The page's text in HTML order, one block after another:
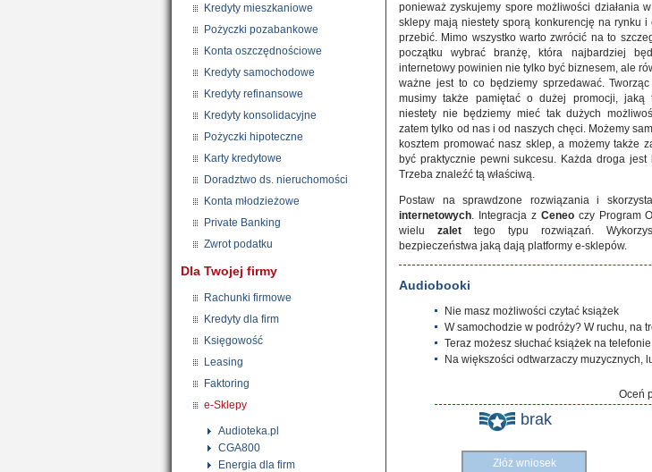
Kredyty mieszkaniowe
Pożyczki pozabankowe
Konta oszczędnościowe
Kredyty samochodowe
Kredyty refinansowe
Kredyty konsolidacyjne
Pożyczki hipoteczne
Karty kredytowe
Doradztwo ds. nieruchomości
Konta młodzieżowe
Private Banking
Zwrot podatku
Dla Twojej firmy
Rachunki firmowe
Kredyty dla firm
Księgowość
Leasing
Faktoring
e-Sklepy
Audioteka.pl
CGA800
Energia dla firm
ponieważ zyskujemy spore możliwości działania
sklepy mają niestety sporą konkurencję na rynku
przebić. Mimo wszystko warto zwrócić na to
początku wybrać branżę, która najbardziej
internetowy powinien nie tylko być biznesem, ale
ważne jest to co będziemy sprzedawać.
musimy także pamiętać o dużej promocji, jaką
niestety nie będziemy mieć tak dużych
zatem tylko od nas i od naszych chęci. Możemy
kosztem promować nasz sklep, a możemy także
być praktycznie pewni sukcesu. Każda droga
Trzeba znaleźć tą właściwą.
Postaw na sprawdzone rozwiązania i
internetowych. Integracja zCeneoczy Program
wielu zalet tego typu rozwiązań.
bezpieczeństwa jaką dają platformy e-sklepów.
Audiobooki
Nie masz możliwości czytać książek
W samochodzie w podróży? W ruchu, na
Teraz możesz słuchać książek na
Na większości odtwarzaczy muzycznych,
Oceń
brak
Złóż wniosek